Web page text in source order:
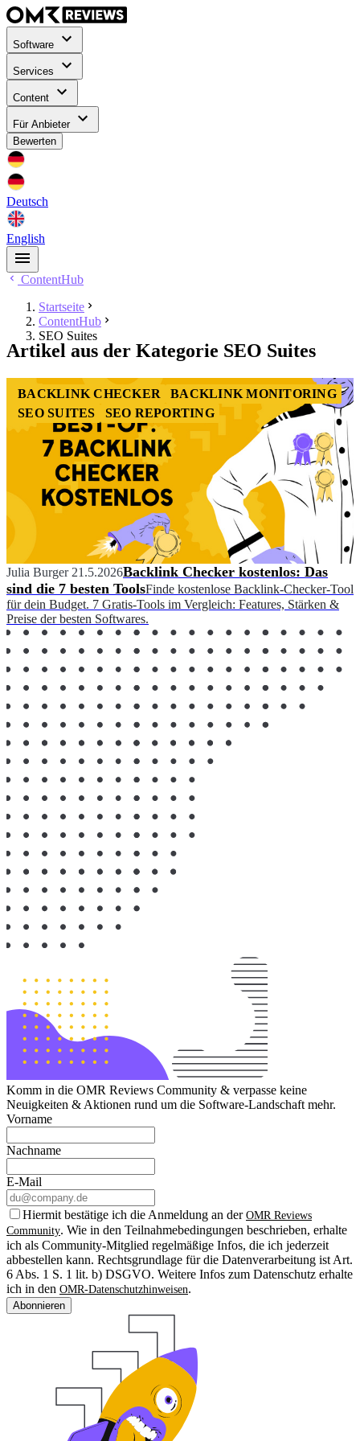
Software
Services
Content
Für Anbieter
Bewerten
Deutsch
English
ContentHub
Startseite
ContentHub
SEO Suites
Artikel aus der Kategorie SEO Suites
BACKLINK CHECKER
BACKLINK MONITORING
SEO SUITES
SEO REPORTING
Julia Burger 21.5.2026Backlink Checker kostenlos: Das
sind die 7 besten ToolsFinde kostenlose Backlink-Checker-Tool
für dein Budget. 7 Gratis-Tools im Vergleich: Features, Stärken &
Preise der besten Softwares.
Komm in die OMR Reviews Community & verpasse keine
Neuigkeiten & Aktionen rund um die Software-Landschaft mehr.
Vorname
Nachname
E-Mail
Hiermit bestätige ich die Anmeldung an der OMR Reviews
Community. Wie in den Teilnahmebedingungen beschrieben, erhalte
ich als Community-Mitglied regelmäßige Infos, die ich jederzeit
abbestellen kann. Rechtsgrundlage für die Datenverarbeitung ist Art.
6 Abs. 1 S. 1 lit. b) DSGVO. Weitere Infos zum Datenschutz erhalte
ich in den OMR-Datenschutzhinweisen.
Abonnieren